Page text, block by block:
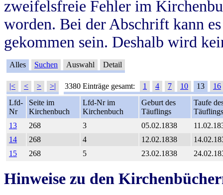
zweifelsfreie Fehler im
worden. Bei der Abschrift kann
gekommen sein. Deshalb wird
Alles Suchen Auswahl Detail
|< < > >| 3380 Einträge gesamt: 1 4 7 10 13
16
Lfd-
Nr
Seite im
Kirchenbuch
Lfd-Nr im
Kirchenbuch
Geburt des
Täuflings
Taufe
Täuflings
13
268 3 05.02.1838
14
268 4 12.02.1838
15
268 5 23.02.1838
Hinweise zu den